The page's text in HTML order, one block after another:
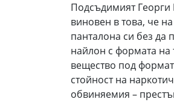
Подсъдимият Георги
виновен в това, че
панталона си без да
найлон с формата на
вещество под
стойност на
обвиняемия –